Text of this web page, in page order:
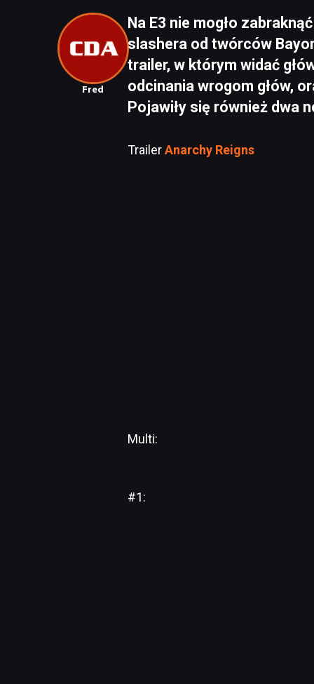
Fred
Na E3 nie mogło
slashera od twórców
trailer, w którym widać
odcinania wrogom głów,
Pojawiły się również dwa
TrailerAnarchy Reigns
Multi:
#1: